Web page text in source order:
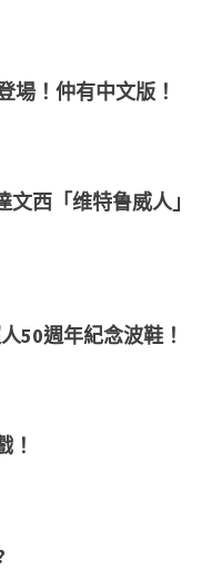
場！仲有中文版！
西「维特鲁威人」
50週年紀念波鞋！
！